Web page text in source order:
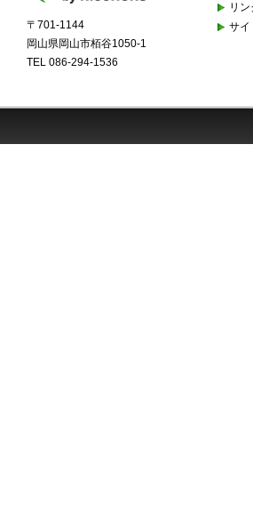
〒701-1144
岡山県岡山市栢谷1050-1
TEL 086-294-1536
リン
サイ